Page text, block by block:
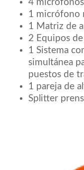
4
1 micrófono
1 Matriz de
2 Equipos
1 Sistema
simultánea
puestos de
1 pareja de
Splitter